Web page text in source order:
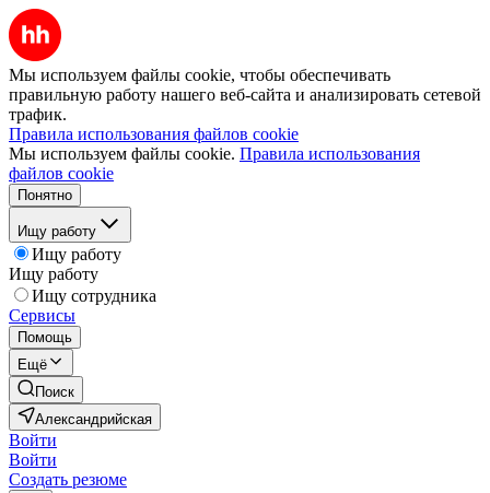
Мы используем файлы cookie, чтобы обеспечивать
правильную работу нашего веб-сайта и анализировать сетевой
трафик.
Правила использования файлов cookie
Мы используем файлы cookie. Правила использования
файлов cookie
Понятно
Ищу работу
Ищу работу
Ищу работу
Ищу сотрудника
Сервисы
Помощь
Ещё
Поиск
Александрийская
Войти
Войти
Создать резюме